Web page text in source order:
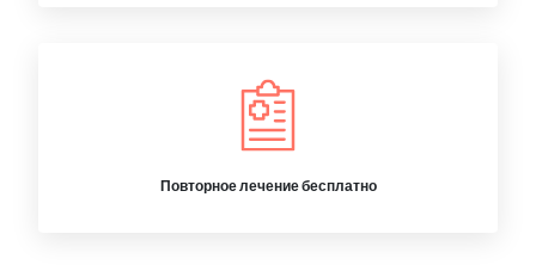
Повторное лечение бесплатно